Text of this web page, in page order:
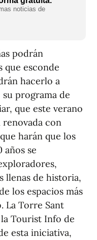
noticias de
podrán
que esconde
hacerlo a
su programa de
que este verano
con
harán que los
años se
llenas de historia,
los espacios más
La Torre Sant
Tourist Info de
esta iniciativa,